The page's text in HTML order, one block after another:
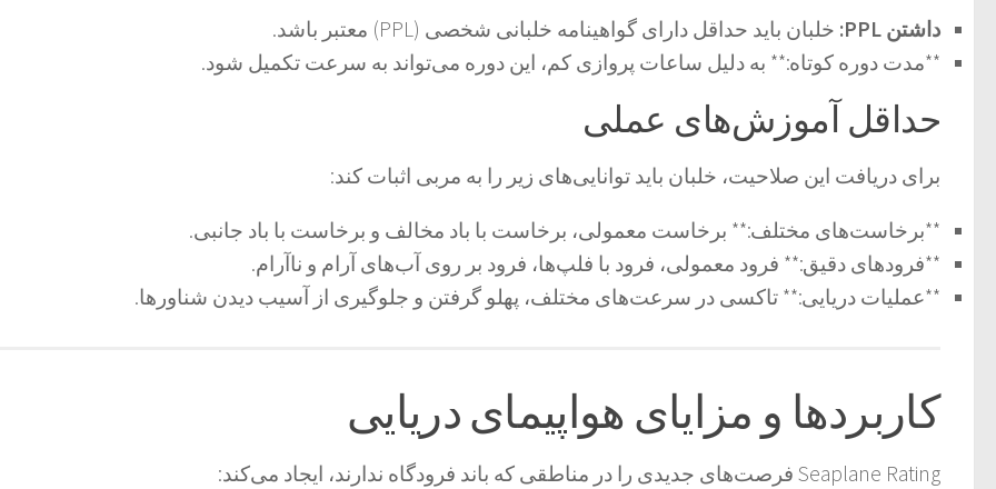
داشتن PPL:
خلبان باید حداقل دارای گواهینامه خلبانی شخصی (PPL) معتبر باشد.
**مدت دوره کوتاه:** به دلیل ساعات پروازی کم، این دوره می‌تواند به سرعت تکمیل شود.
حداقل آموزش‌های عملی
برای دریافت این صلاحیت، خلبان باید توانایی‌های زیر را به مربی اثبات کند:
**برخاست‌های مختلف:** برخاست معمولی، برخاست با باد مخالف و برخاست با باد جانبی.
**فرودهای دقیق:** فرود معمولی، فرود با فلپ‌ها، فرود بر روی آب‌های آرام و ناآرام.
**عملیات دریایی:** تاکسی در سرعت‌های مختلف، پهلو گرفتن و جلوگیری از آسیب دیدن شناورها.
کاربردها و مزایای هواپیمای دریایی
Seaplane Rating فرصت‌های جدیدی را در مناطقی که باند فرودگاه ندارند، ایجاد می‌کند: